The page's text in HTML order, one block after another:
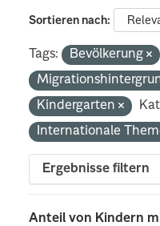
Sortieren nach
Tags:
Bevölkerung
Kindergarten
Internationale
Ergebnisse filtern
Anteil von Kindern